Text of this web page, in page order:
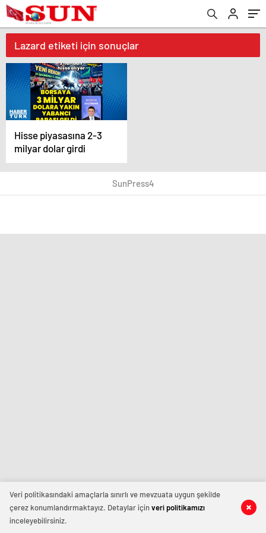
Lazard etiketi için sonuçlar
Hisse piyasasına 2-3
milyar dolar girdi
SunPress4
Veri politikasındaki amaçlarla sınırlı ve mevzuata uygun şekilde
çerez konumlandırmaktayız. Detaylar içinveri politikamızı
inceleyebilirsiniz.